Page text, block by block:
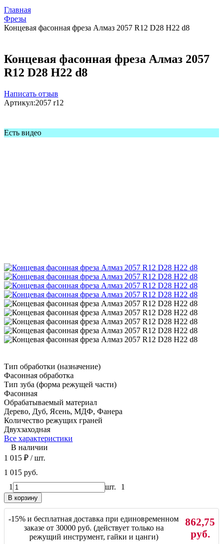
Главная
Фрезы
Концевая фасонная фреза Алмаз 2057 R12 D28 H22 d8
Концевая фасонная фреза Алмаз 2057
R12 D28 H22 d8
Написать отзыв
Артикул:2057 r12
Есть видео
Тип обработки (назначение)
Фасонная обработка
Тип зуба (форма режущей части)
Фасонная
Обрабатываемый материал
Дерево, Дуб, Ясень, МДФ, Фанера
Количество режущих граней
Двухзаходная
Все характеристики
В наличии
1 015 ₽ / шт.
1 015 руб.
1
шт. 1
В корзину
-15% и бесплатная доставка при единовременном
заказе от 30000 руб. (действует только на
режущий инструмент, гайки и цанги)
862,75
руб.